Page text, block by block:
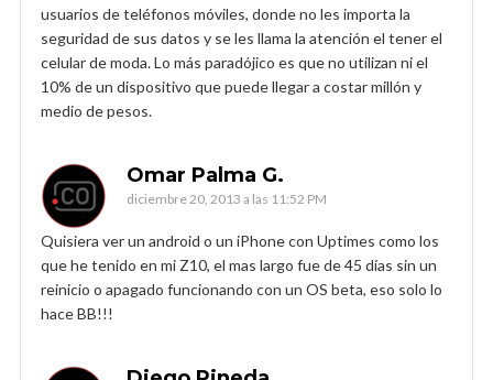
usuarios de teléfonos móviles, donde no les importa la
seguridad de sus datos y se les llama la atención el tener el
celular de moda. Lo más paradójico es que no utilizan ni el
10% de un dispositivo que puede llegar a costar millón y
medio de pesos.
Omar Palma G.
diciembre 20, 2013 a las 11:52 PM
Quisiera ver un android o un iPhone con Uptimes como los
que he tenido en mi Z10, el mas largo fue de 45 días sin un
reinicio o apagado funcionando con un OS beta, eso solo lo
hace BB!!!